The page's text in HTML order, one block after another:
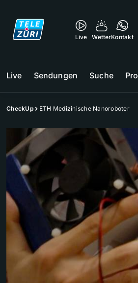
Live WetterKontakt
Live Sendungen Suche
CheckUp ETH Medizinische Nanoroboter